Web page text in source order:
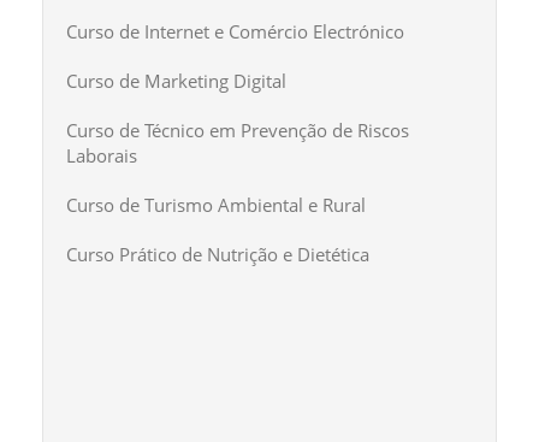
Curso de Internet e Comércio Electrónico
Curso de Marketing Digital
Curso de Técnico em Prevenção de Riscos
Laborais
Curso de Turismo Ambiental e Rural
Curso Prático de Nutrição e Dietética